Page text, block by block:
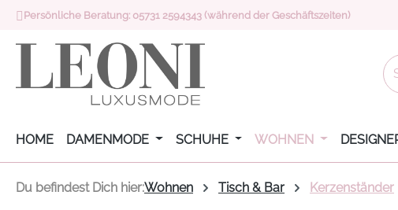
Hauptinhalt springen
Zur Suche springen
Zur Hauptnavigation springen
Persönliche Beratung: 05731 2594343 (während der Geschäftszeiten)
HOME DAMENMODE SCHUHE WOHNEN
Du befindest Dich hier:Wohnen Tisch & Bar Kerzenständer